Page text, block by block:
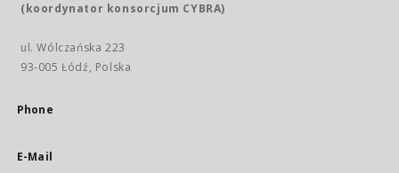
(koordynator konsorcjum CYBRA)
ul. Wólczańska 223
93-005 Łódź, Polska
Phone
E-Mail